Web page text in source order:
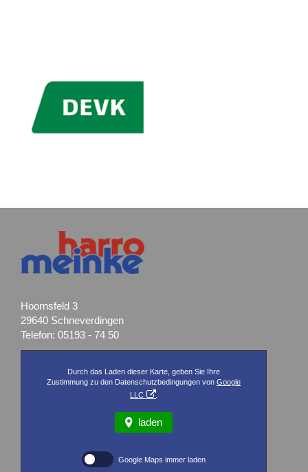
Hoornsfeld 3
29640 Schneverdingen
Telefon: 05193 - 74 50
Durch das Laden dieser Karte, geben Sie Ihre
Zustimmung zu den Datenschutzbedingungen von Google
LLC
.
laden
Google Maps immer laden